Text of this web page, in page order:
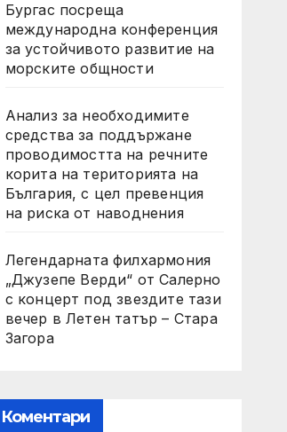
Бургас посреща
международна конференция
за устойчивото развитие на
морските общности
Анализ за необходимите
средства за поддържане
проводимостта на речните
корита на територията на
България, с цел превенция
на риска от наводнения
Легендарната филхармония
„Джузепе Верди“ от Салерно
с концерт под звездите тази
вечер в Летен татър – Стара
Загора
Коментари